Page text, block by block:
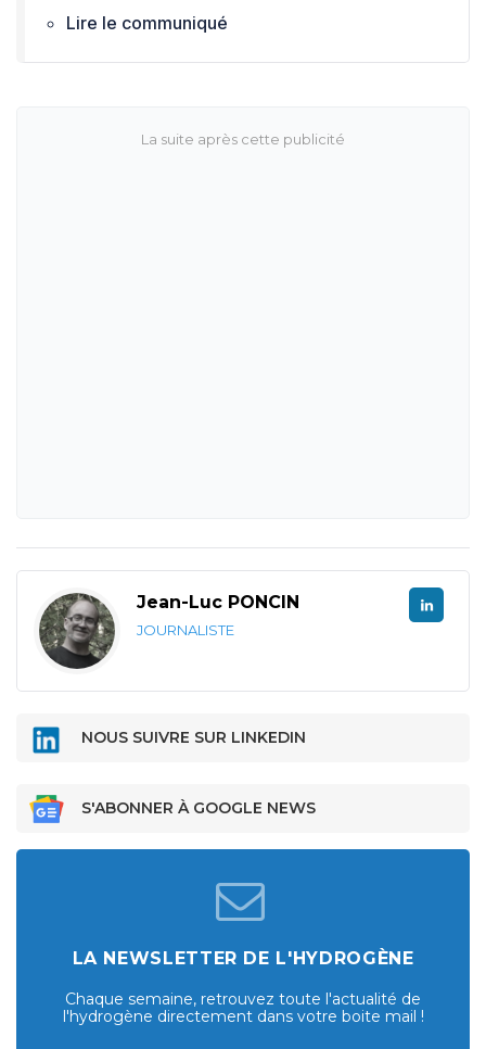
Lire le communiqué
Jean-Luc PONCIN
JOURNALISTE
NOUS SUIVRE SUR LINKEDIN
S'ABONNER À GOOGLE NEWS
LA NEWSLETTER DE L'HYDROGÈNE
Chaque semaine, retrouvez toute l'actualité de
l'hydrogène directement dans votre boite mail !